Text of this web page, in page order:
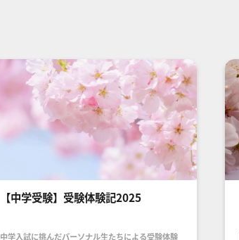
【中学受験】受験体験記2025
中学入試に挑んだパーソナル生たちによる受験体験